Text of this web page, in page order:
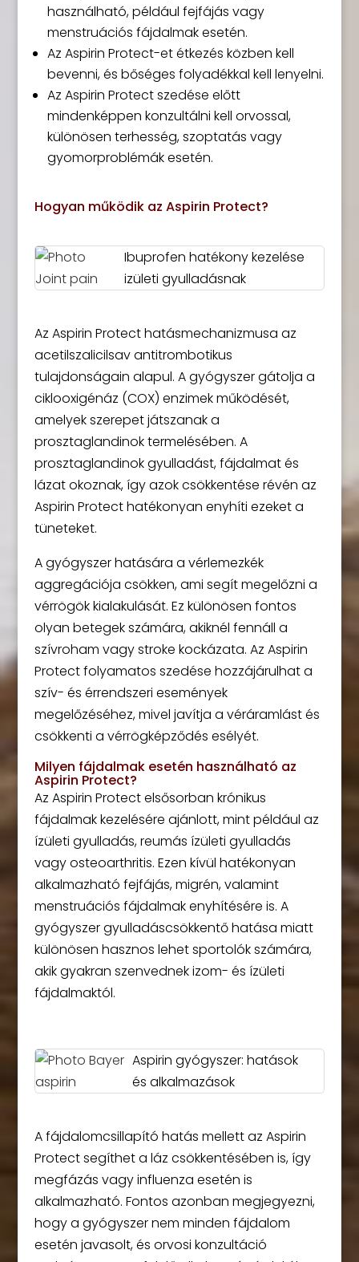
használható, például fejfájás vagy
menstruációs fájdalmak esetén.
Az Aspirin Protect-et étkezés közben kell
bevenni, és bőséges folyadékkal kell lenyelni.
Az Aspirin Protect szedése előtt
mindenképpen konzultálni kell orvossal,
különösen terhesség, szoptatás vagy
gyomorproblémák esetén.
Hogyan működik az Aspirin Protect?
Ibuprofen hatékony kezelése
izületi gyulladásnak
Az Aspirin Protect hatásmechanizmusa az
acetilszalicilsav antitrombotikus
tulajdonságain alapul. A gyógyszer gátolja a
ciklooxigénáz (COX) enzimek működését,
amelyek szerepet játszanak a
prosztaglandinok termelésében. A
prosztaglandinok gyulladást, fájdalmat és
lázat okoznak, így azok csökkentése révén az
Aspirin Protect hatékonyan enyhíti ezeket a
tüneteket.
A gyógyszer hatására a vérlemezkék
aggregációja csökken, ami segít megelőzni a
vérrögök kialakulását. Ez különösen fontos
olyan betegek számára, akiknél fennáll a
szívroham vagy stroke kockázata. Az Aspirin
Protect folyamatos szedése hozzájárulhat a
szív- és érrendszeri események
megelőzéséhez, mivel javítja a véráramlást és
csökkenti a vérrögképződés esélyét.
Milyen fájdalmak esetén használható az
Aspirin Protect?
Az Aspirin Protect elsősorban krónikus
fájdalmak kezelésére ajánlott, mint például az
ízületi gyulladás, reumás ízületi gyulladás
vagy osteoarthritis. Ezen kívül hatékonyan
alkalmazható fejfájás, migrén, valamint
menstruációs fájdalmak enyhítésére is. A
gyógyszer gyulladáscsökkentő hatása miatt
különösen hasznos lehet sportolók számára,
akik gyakran szenvednek izom- és ízületi
fájdalmaktól.
Aspirin gyógyszer: hatások
és alkalmazások
A fájdalomcsillapító hatás mellett az Aspirin
Protect segíthet a láz csökkentésében is, így
megfázás vagy influenza esetén is
alkalmazható. Fontos azonban megjegyezni,
hogy a gyógyszer nem minden fájdalom
esetén javasolt, és orvosi konzultáció